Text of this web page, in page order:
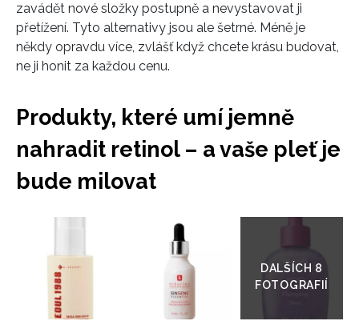
zavádět nové složky postupně a nevystavovat ji
přetížení. Tyto alternativy jsou ale šetrné. Méně je
někdy opravdu více, zvlášť když chcete krásu budovat,
ne ji honit za každou cenu.
Produkty, které umí jemně
nahradit retinol – a vaše pleť je
bude milovat
Přejít
galerie